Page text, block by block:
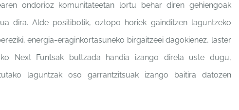
ondorioz komunitateetan lortu behar diren gehiengoak
dira. Alde positibotik, oztopo horiek gainditzen laguntzeko
energia-eraginkortasuneko birgaitzeeidagokienez, laster
Next Funtsak bultzada handia izango direla uste dugu,
laguntzak oso garrantzitsuak izango baitira datozen